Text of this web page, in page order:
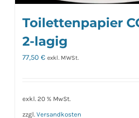
Toilettenpapier
2-lagig
77,50 € exkl. MWSt.
exkl. 20 % MwSt.
zzgl. Versandkosten